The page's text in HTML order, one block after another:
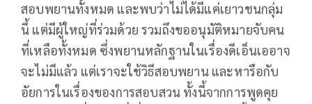
สอบพยานทั้งหมด และพบว่าไม่ได้มีแค่เยาวชนกลุ่ม
นี้ แต่มีผู้ใหญ่ที่ร่วมด้วย รวมถึงขออนุมัติหมายจับคน
ที่เหลือทั้งหมด ซึ่งพยานหลักฐานในเรื่องดีเอ็นเออาจ
จะไม่มีแล้ว แต่เราจะใช้วิธีสอบพยาน และหารือกับ
อัยการในเรื่องของการสอบสวน ทั้งนี้จากการพูดคุย